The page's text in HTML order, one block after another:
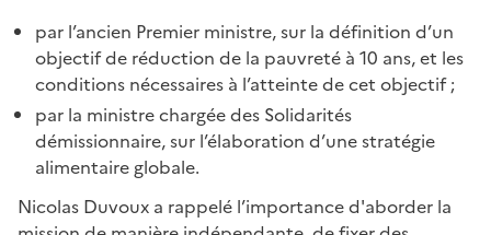
par l’ancien Premier ministre, sur la définition d’un
objectif de réduction de la pauvreté à 10 ans, et les
conditions nécessaires à l’atteinte de cet objectif ;
par la ministre chargée des Solidarités
démissionnaire, sur l’élaboration d’une stratégie
alimentaire globale.
Nicolas Duvoux a rappelé l’importance d'aborder la